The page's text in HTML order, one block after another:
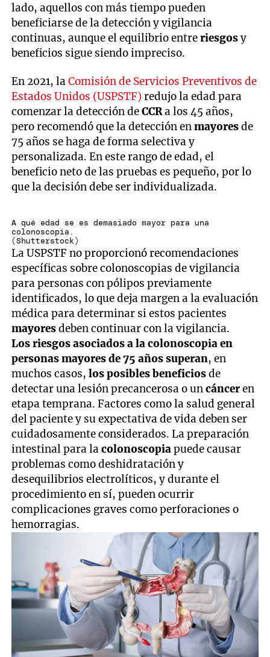
lado, aquellos con más tiempo pueden
beneficiarse de la detección y vigilancia
continuas, aunque el equilibrio entreriesgosy
beneficios sigue siendo impreciso.
En 2021, laComisión de Servicios Preventivos de
Estados Unidos (USPSTF)redujo la edad para
comenzar la detección deCCRa los 45 años,
pero recomendó que la detección enmayoresde
75 años se haga de forma selectiva y
personalizada. En este rango de edad, el
beneficio neto de las pruebas es pequeño, por lo
que la decisión debe ser individualizada.
A qué edad se es demasiado mayor para una
colonoscopia.
(Shutterstock)
La USPSTF no proporcionó recomendaciones
específicas sobre colonoscopias de vigilancia
para personas con pólipos previamente
identificados, lo que deja margen a la evaluación
médica para determinar si estos pacientes
mayoresdeben continuar con la vigilancia.
Los riesgos asociados a la colonoscopia en
personas mayores de 75 años superan, en
muchos casos,los posibles beneficiosde
detectar una lesión precancerosa o uncánceren
etapa temprana. Factores como la salud general
del paciente y su expectativa de vida deben ser
cuidadosamente considerados. La preparación
intestinal para lacolonoscopiapuede causar
problemas como deshidratación y
desequilibrios electrolíticos, y durante el
procedimiento en sí, pueden ocurrir
complicaciones graves como perforaciones o
hemorragias.